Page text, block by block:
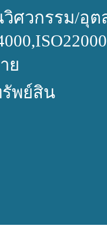
ศวกรรม/อุ
ย
รัพย์สิน